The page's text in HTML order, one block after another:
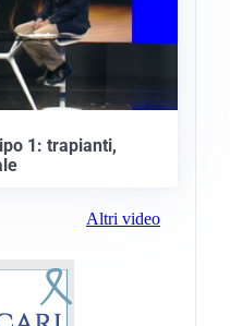
1: trapianti,
Altri video